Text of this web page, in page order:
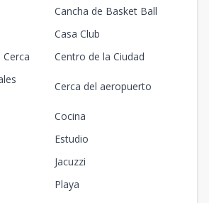
Cancha de Basket Ball
Casa Club
Centro de la Ciudad
Cerca del aeropuerto
Cocina
Estudio
Jacuzzi
Playa